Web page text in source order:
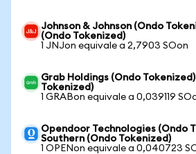
Johnson & Johnson (Ondo
(Ondo Tokenized)
1 JNJon equivale a 2,7903 SOon
Grab Holdings (Ondo
Tokenized)
1 GRABon equivale a 0,039119
Opendoor Technologies (Ondo
Southern (Ondo Tokenized)
1 OPENon equivale a 0,040723